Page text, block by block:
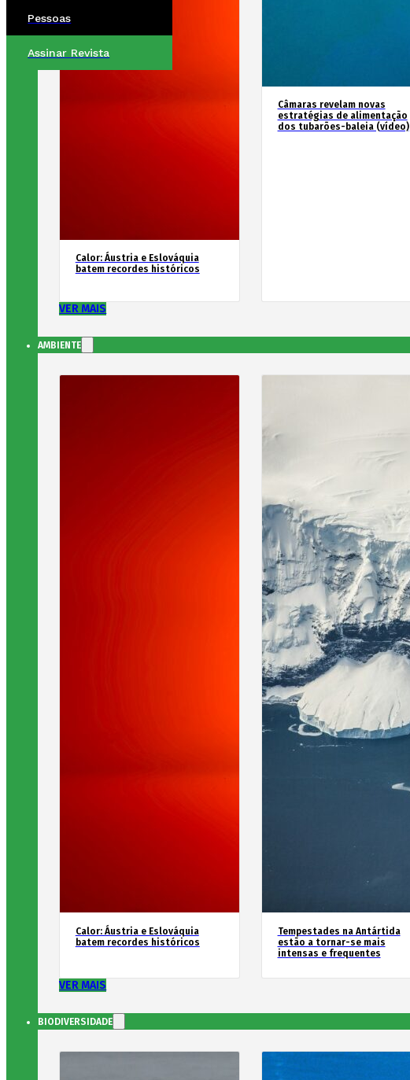
Pessoas
Assinar Revista
Calor: Áustria e Eslováquia
batem recordes históricos
Câmaras revelam novas
estratégias de alimentação
dos tubarões-baleia (vídeo)
VER MAIS
AMBIENTE
Calor: Áustria e Eslováquia
batem recordes históricos
Tempestades na Antártida
estão a tornar-se mais
intensas e frequentes
VER MAIS
BIODIVERSIDADE